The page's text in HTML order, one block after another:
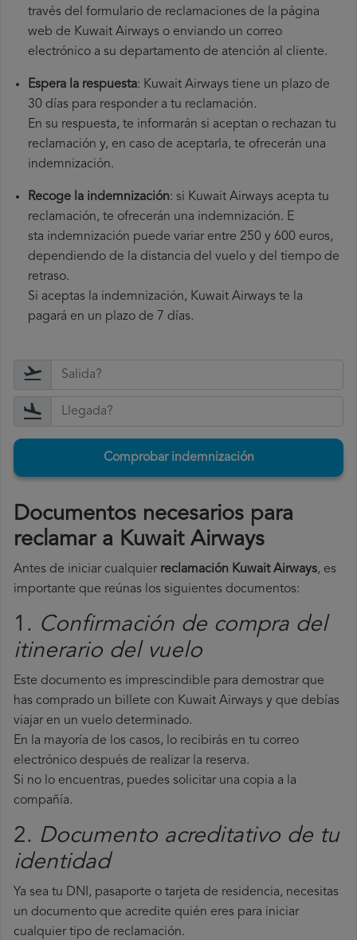
través del formulario de reclamaciones de la página
web de Kuwait Airways o enviando un correo
electrónico a su departamento de atención al cliente.
Espera la respuesta: Kuwait Airways tiene un plazo de
30 días para responder a tu reclamación.
En su respuesta, te informarán si aceptan o rechazan tu
reclamación y, en caso de aceptarla, te ofrecerán una
indemnización.
Recoge la indemnización: si Kuwait Airways acepta tu
reclamación, te ofrecerán una indemnización. E
sta indemnización puede variar entre 250 y 600 euros,
dependiendo de la distancia del vuelo y del tiempo de
retraso.
Si aceptas la indemnización, Kuwait Airways te la
pagará en un plazo de 7 días.
Comprobar indemnización
Documentos necesarios para
reclamar a Kuwait Airways
Antes de iniciar cualquier reclamación Kuwait Airways, es
importante que reúnas los siguientes documentos:
1. Confirmación de compra del
itinerario del vuelo
Este documento es imprescindible para demostrar que
has comprado un billete con Kuwait Airways y que debías
viajar en un vuelo determinado.
En la mayoría de los casos, lo recibirás en tu correo
electrónico después de realizar la reserva.
Si no lo encuentras, puedes solicitar una copia a la
compañía.
2. Documento acreditativo de tu
identidad
Ya sea tu DNI, pasaporte o tarjeta de residencia, necesitas
un documento que acredite quién eres para iniciar
cualquier tipo de reclamación.